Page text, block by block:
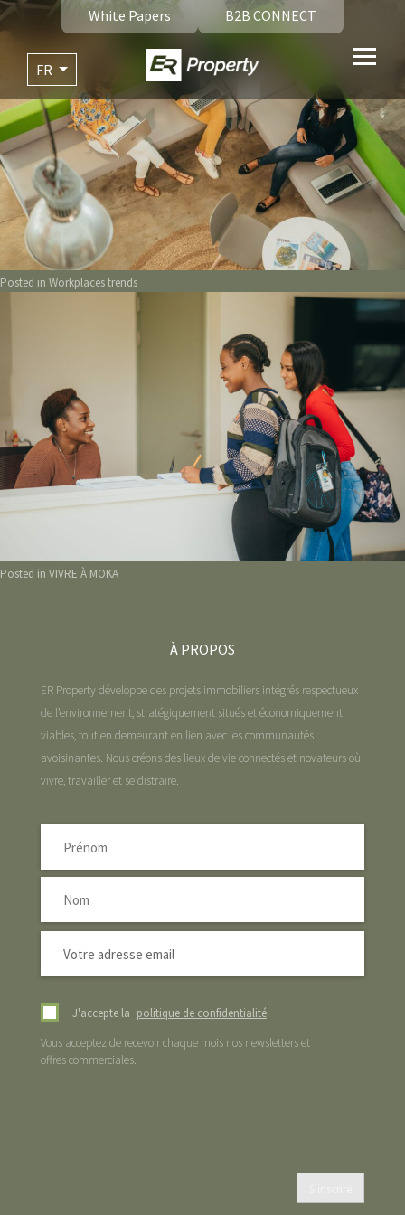
White Papers B2B CONNECT
FR
Posted in Workplaces trends
Posted in VIVRE À MOKA
À PROPOS
ER Property développe des projets immobiliers intégrés respectueux
de l’environnement, stratégiquement situés et économiquement
viables, tout en demeurant en lien avec les communautés
avoisinantes. Nous créons des lieux de vie connectés et novateurs où
vivre, travailler et se distraire.
J'accepte la politique de confidentialité
Vous acceptez de recevoir chaque mois nos newsletters et
offres commerciales.